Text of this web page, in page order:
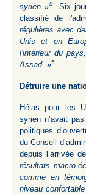
syrien »4. Six
classifié de
régulières avec
Unis et en
l'intérieur du
Assad. »5
Détruire une
Hélas pour les
syrien n’avait
politiques
du Conseil
depuis l’arrivée
résultats macro-
comme en
niveau